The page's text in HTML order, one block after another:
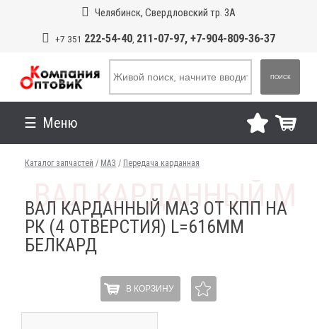
Челябинск, Свердловский тр. 3А
+7 351 222-54-40, 211-07-97, +7-904-809-36-37
ПОИСК
Меню
Каталог запчастей / МАЗ / Передача карданная
ВАЛ КАРДАННЫЙ МАЗ ОТ КПП НА
РК (4 ОТВЕРСТИЯ) L=616ММ
БЕЛКАРД
В КОРЗИНУ